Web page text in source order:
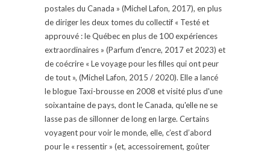
postales du Canada » (Michel Lafon, 2017), en plus
de diriger les deux tomes du collectif « Testé et
approuvé : le Québec en plus de 100 expériences
extraordinaires » (Parfum d'encre, 2017 et 2023) et
de coécrire « Le voyage pour les filles qui ont peur
de tout », (Michel Lafon, 2015 / 2020). Elle a lancé
le blogue Taxi-brousse en 2008 et visité plus d'une
soixantaine de pays, dont le Canada, qu'elle ne se
lasse pas de sillonner de long en large. Certains
voyagent pour voir le monde, elle, c’est d’abord
pour le « ressentir » (et, accessoirement, goûter